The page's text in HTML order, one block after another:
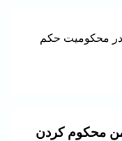
در محکومیت حکم
محکوم کردن